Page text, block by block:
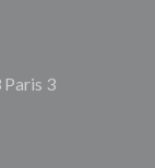
3((åpner i et